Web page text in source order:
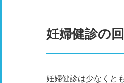
妊婦健診の
妊婦健診は少なくとも